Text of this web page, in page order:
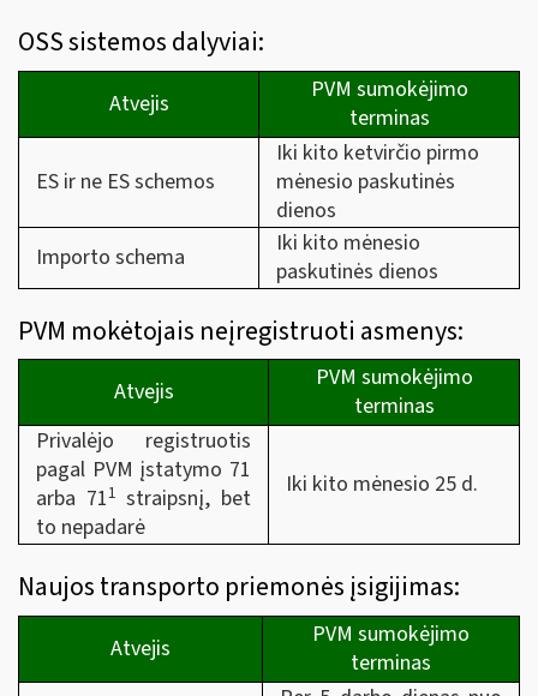
OSS sistemos dalyviai:
Atvejis
PVM sumokėjimo
terminas
ES ir ne ES schemos
Iki kito ketvirčio pirmo
mėnesio paskutinės
dienos
Importo schema
Iki kito mėnesio
paskutinės dienos
PVM mokėtojais neįregistruoti asmenys:
Atvejis
PVM sumokėjimo
terminas
Privalėjo registruotis
pagal PVM įstatymo 71
arba 711 straipsnį, bet
to nepadarė
Iki kito mėnesio 25 d.
Naujos transporto priemonės įsigijimas:
Atvejis
PVM sumokėjimo
terminas